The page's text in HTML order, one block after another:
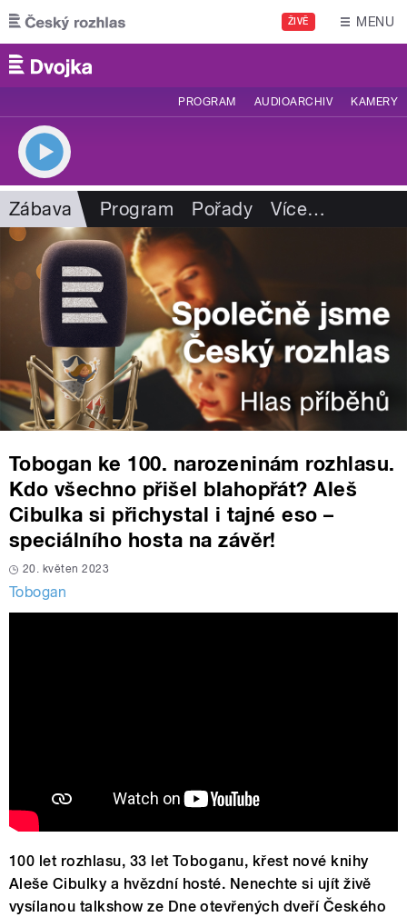
Přejít k hlavnímu obsahu
ŽIVĚ MENU
PROGRAM AUDIOARCHIV KAMERY
Zábava Program Pořady Více…
Tobogan ke 100. narozeninám rozhlasu.
Kdo všechno přišel blahopřát? Aleš
Cibulka si přichystal i tajné eso –
speciálního hosta na závěr!
20. květen 2023
Tobogan
100 let rozhlasu, 33 let Toboganu, křest nové knihy
Aleše Cibulky a hvězdní hosté. Nenechte si ujít živě
vysílanou talkshow ze Dne otevřených dveří Českého